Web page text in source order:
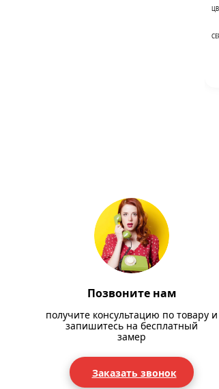
Позвоните нам
получите консультацию по товару и
запишитесь на бесплатный
замер
Заказать звонок